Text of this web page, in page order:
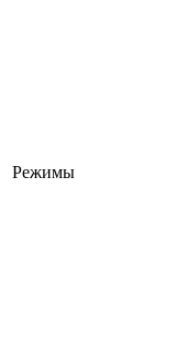
Режимы